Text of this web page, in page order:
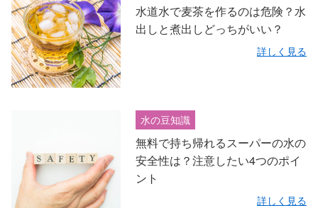
水道水で麦茶を作るのは危険？水
出しと煮出しどっちがいい？
詳しく見る
水の豆知識
無料で持ち帰れるスーパーの水の
安全性は？注意したい4つのポイ
ント
詳しく見る